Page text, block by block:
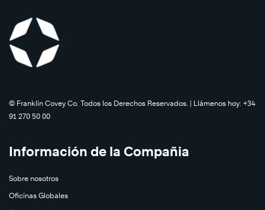
©️ Franklin Covey Co. Todos los Derechos Reservados. | Llámenos hoy: +34
91 270 50 00
Información de la Compañia
Sobre nosotros
Oficinas Globales